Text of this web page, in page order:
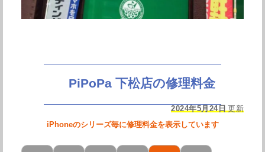
PiPoPa 下松店の修理料金
iPhoneのシリーズ毎に修理料金を表示しています
2024年5月24日 更新